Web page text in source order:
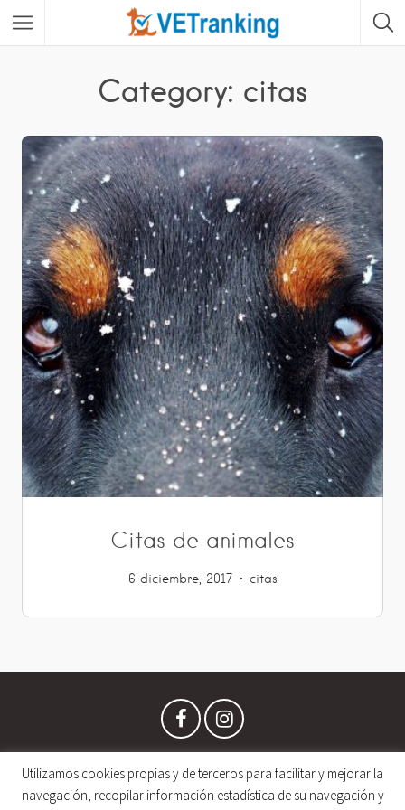
Category: citas
Citas de animales
6 diciembre, 2017 citas
Utilizamos cookies propias y de terceros para facilitar y mejorar la
navegación, recopilar información estadística de su navegación y